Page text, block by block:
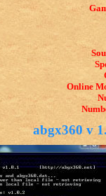
Online
abgx360 v